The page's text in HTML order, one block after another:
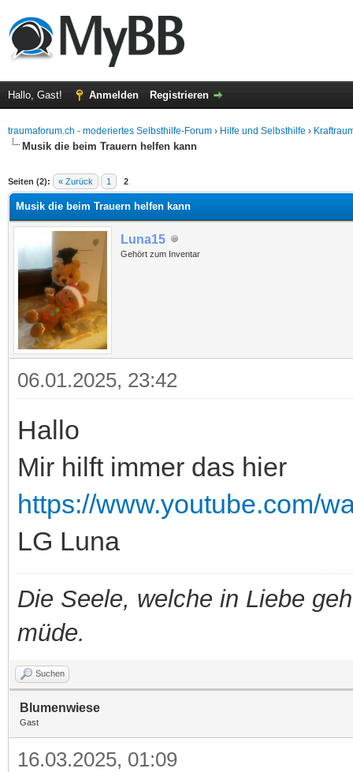
Hallo, Gast! Anmelden Registrieren
traumaforum.ch - moderiertes Selbsthilfe-Forum › Hilfe und Selbsthilfe ›
Musik die beim Trauern helfen kann
Seiten (2): « Zurück 1 2
Musik die beim Trauern helfen kann
Luna15
Gehört zum Inventar
06.01.2025, 23:42
Hallo
Mir hilft immer das hier
https://www.youtube.com/
LG Luna
Die Seele, welche in Liebe
müde.
Suchen
Blumenwiese
Gast
16.03.2025, 01:09